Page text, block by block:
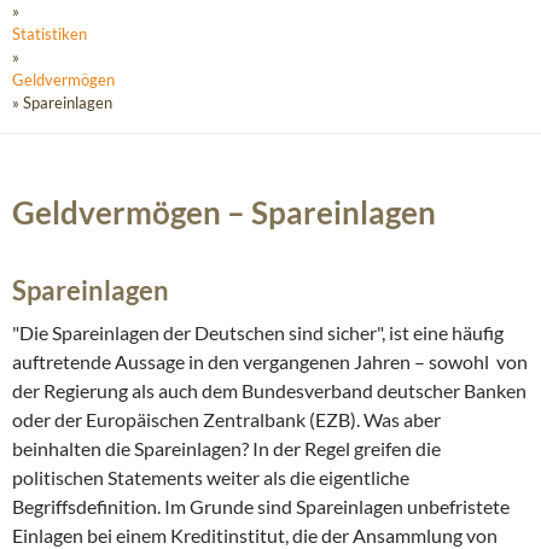
»
Statistiken
»
Geldvermögen
» Spareinlagen
Geldvermögen – Spareinlagen
Spareinlagen
"Die Spareinlagen der Deutschen sind sicher", ist eine häufig
auftretende Aussage in den vergangenen Jahren – sowohl von
der Regierung als auch dem Bundesverband deutscher Banken
oder der Europäischen Zentralbank (EZB). Was aber
beinhalten die Spareinlagen? In der Regel greifen die
politischen Statements weiter als die eigentliche
Begriffsdefinition. Im Grunde sind Spareinlagen unbefristete
Einlagen bei einem Kreditinstitut, die der Ansammlung von